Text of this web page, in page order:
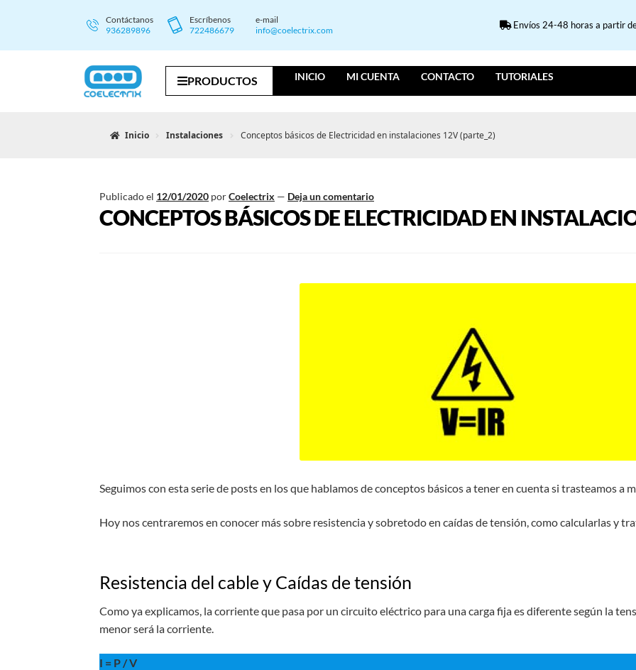
Contáctanos
936289896
Escríbenos
722486679
e-mail
info@coelectrix.com
Envíos 24-48 horas a partir
PRODUCTOS INICIO MI CUENTA CONTACTO TUTORIALES
Inicio Instalaciones Conceptos básicos de Electricidad en instalaciones 12V (parte_2)
Publicado el 12/01/2020 porCoelectrix — Deja un comentario
CONCEPTOS BÁSICOS DE ELECTRICIDAD EN
Seguimos con esta serie de posts en los que hablamos de conceptos básicos a tener en cuenta si trasteamos a
Hoy nos centraremos en conocer más sobre resistencia y sobretodo en caídas de tensión, como calcularlas y
Resistencia del cable y Caídas de tensión
Como ya explicamos, la corriente que pasa por un circuito eléctrico para una carga fija es diferente según la
menor será la corriente.
I = P / V